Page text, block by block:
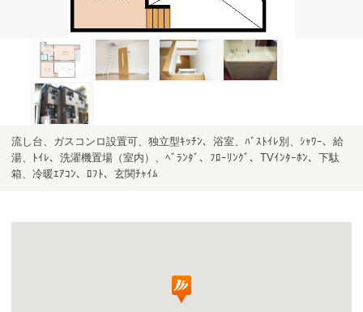
流し台、ガスコンロ設置可、独立型ｷｯﾁﾝ、浴室、ﾊﾞｽﾄｲﾚ別、ｼｬﾜｰ、給
湯、ﾄｲﾚ、洗濯機置場（室内）、ﾍﾞﾗﾝﾀﾞ、ﾌﾛｰﾘﾝｸﾞ、TVｲﾝﾀｰﾎﾝ、下駄
箱、冷暖ｴｱｺﾝ、ﾛﾌﾄ、玄関ﾁｬｲﾑ